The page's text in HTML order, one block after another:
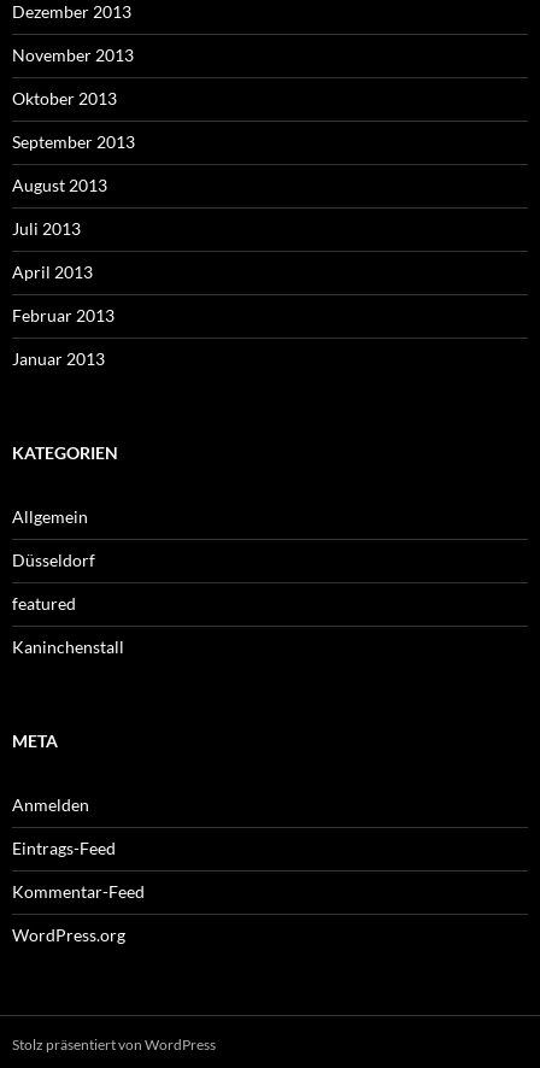
Dezember 2013
November 2013
Oktober 2013
September 2013
August 2013
Juli 2013
April 2013
Februar 2013
Januar 2013
KATEGORIEN
Allgemein
Düsseldorf
featured
Kaninchenstall
META
Anmelden
Eintrags-Feed
Kommentar-Feed
WordPress.org
Stolz präsentiert von WordPress